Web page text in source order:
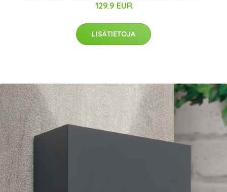
129.9 EUR
LISÄTIETOJA